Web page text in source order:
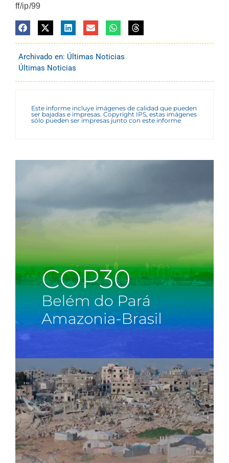
ff/ip/99
Archivado en: Últimas Noticias
Últimas Noticias
Este informe incluye imágenes de calidad que pueden
ser bajadas e impresas. Copyright IPS, estas imágenes
sólo pueden ser impresas junto con este informe